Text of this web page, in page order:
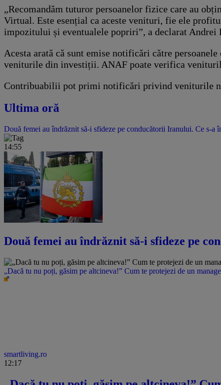
„Recomandăm tuturor persoanelor fizice care au
Virtual. Este esențial ca aceste venituri, fie ele
impozitului și eventualele popriri”, a declarat Andrei
Acesta arată că sunt emise notificări către
veniturile din investiții. ANAF poate verifica
Contribuabilii pot primi notificări privind veniturile
Ultima oră
Două femei au îndrăznit să-i sfideze pe conducătorii Iranului. Ce s-a
14:55
Două femei au îndrăznit să-i sfideze pe
„Dacă tu nu poți, găsim pe altcineva!” Cum te protejezi de un
smartliving.ro
12:17